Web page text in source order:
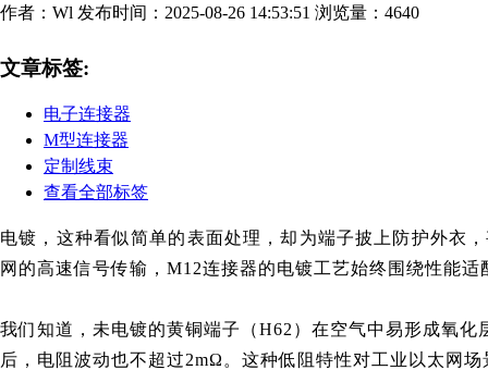
作者：Wl 发布时间：2025-08-26 14:53:51 浏览量：4640
文章标签:
电子连接器
M型连接器
定制线束
查看全部标签
电镀 ， 这种看似简单的表面处理，却 为端子披上防护外衣
网的高速信号传输，M12连接器的电镀工艺始终围绕性能
我们知道， 未电镀的黄铜端子（H62）在空气中易形成氧
后，电阻波动也不超过2mΩ。这种低阻特性对工业以太网